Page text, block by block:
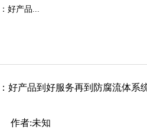
好产品到好服务再到防腐流体系
作者:未知
好产品...